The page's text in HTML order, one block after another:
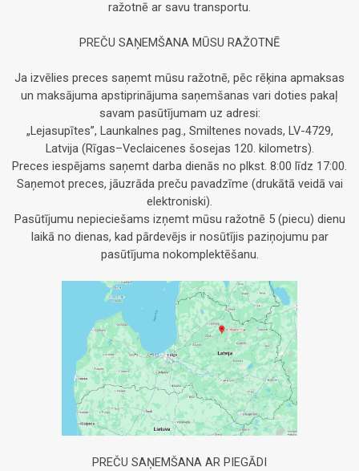
ražotnē ar savu transportu.
PREČU SAŅEMŠANA MŪSU RAŽOTNĒ
Ja izvēlies preces saņemt mūsu ražotnē, pēc rēķina apmaksas
un maksājuma apstiprinājuma saņemšanas vari doties pakaļ
savam pasūtījumam uz adresi:
„Lejasupītes”, Launkalnes pag., Smiltenes novads, LV-4729,
Latvija (Rīgas–Veclaicenes šosejas 120. kilometrs).
Preces iespējams saņemt darba dienās no plkst. 8:00 līdz 17:00.
Saņemot preces, jāuzrāda preču pavadzīme (drukātā veidā vai
elektroniski).
Pasūtījumu nepieciešams izņemt mūsu ražotnē 5 (piecu) dienu
laikā no dienas, kad pārdevējs ir nosūtījis paziņojumu par
pasūtījuma nokomplektēšanu.
PREČU SAŅEMŠANA AR PIEGĀDI